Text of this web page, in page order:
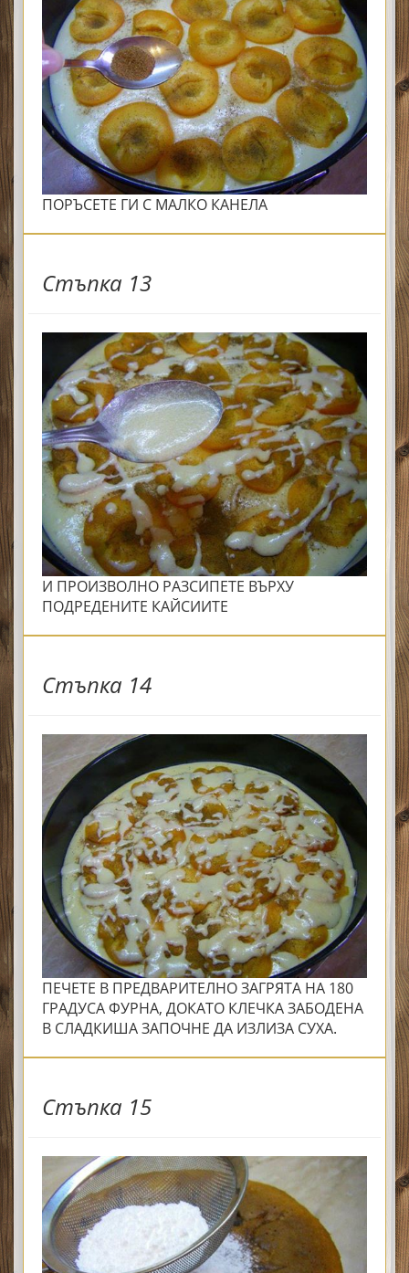
ПОРЪСЕТЕ ГИ С МАЛКО КАНЕЛА
Стъпка 13
И ПРОИЗВОЛНО РАЗСИПЕТЕ ВЪРХУ
ПОДРЕДЕНИТЕ КАЙСИИТЕ
Стъпка 14
ПЕЧЕТЕ В ПРЕДВАРИТЕЛНО ЗАГРЯТА НА 180
ГРАДУСА ФУРНА, ДОКАТО КЛЕЧКА ЗАБОДЕНА
В СЛАДКИША ЗАПОЧНЕ ДА ИЗЛИЗА СУХА.
Стъпка 15